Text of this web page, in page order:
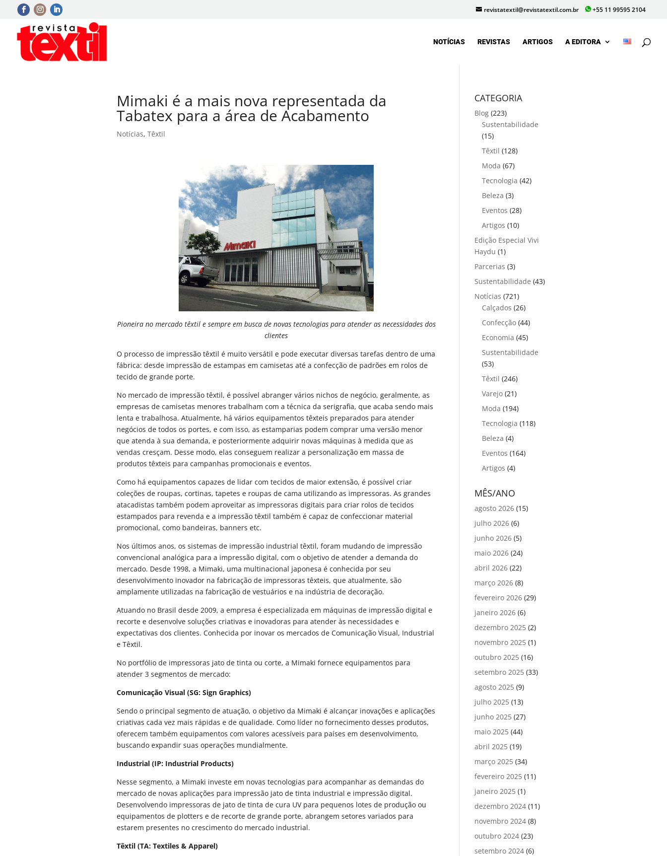
+55 11 99595 2104
revistatextil@revistatextil.com.br
NOTÍCIAS REVISTAS ARTIGOS A EDITORA
Mimaki é a mais nova representada da
Tabatex para a área de Acabamento
Notícias,Têxtil
Pioneira no mercado têxtil e sempre em busca de novas tecnologias para atender as necessidades dos
clientes
O processo de impressão têxtil é muito versátil e pode executar diversas tarefas dentro de uma
fábrica: desde impressão de estampas em camisetas até a confecção de padrões em rolos de
tecido de grande porte.
No mercado de impressão têxtil, é possível abranger vários nichos de negócio, geralmente, as
empresas de camisetas menores trabalham com a técnica da serigrafia, que acaba sendo mais
lenta e trabalhosa. Atualmente, há vários equipamentos têxteis preparados para atender
negócios de todos os portes, e com isso, as estamparias podem comprar uma versão menor
que atenda à sua demanda, e posteriormente adquirir novas máquinas à medida que as
vendas cresçam. Desse modo, elas conseguem realizar a personalização em massa de
produtos têxteis para campanhas promocionais e eventos.
Como há equipamentos capazes de lidar com tecidos de maior extensão, é possível criar
coleções de roupas, cortinas, tapetes e roupas de cama utilizando as impressoras. As grandes
atacadistas também podem aproveitar as impressoras digitais para criar rolos de tecidos
estampados para revenda e a impressão têxtil também é capaz de confeccionar material
promocional, como bandeiras, banners etc.
Nos últimos anos, os sistemas de impressão industrial têxtil, foram mudando de impressão
convencional analógica para a impressão digital, com o objetivo de atender a demanda do
mercado. Desde 1998, a Mimaki, uma multinacional japonesa é conhecida por seu
desenvolvimento inovador na fabricação de impressoras têxteis, que atualmente, são
amplamente utilizadas na fabricação de vestuários e na indústria de decoração.
Atuando no Brasil desde 2009, a empresa é especializada em máquinas de impressão digital e
recorte e desenvolve soluções criativas e inovadoras para atender às necessidades e
expectativas dos clientes. Conhecida por inovar os mercados de Comunicação Visual, Industrial
e Têxtil.
No portfólio de impressoras jato de tinta ou corte, a Mimaki fornece equipamentos para
atender 3 segmentos de mercado:
Comunicação Visual (SG: Sign Graphics)
Sendo o principal segmento de atuação, o objetivo da Mimaki é alcançar inovações e aplicações
criativas cada vez mais rápidas e de qualidade. Como líder no fornecimento desses produtos,
oferecem também equipamentos com valores acessíveis para países em desenvolvimento,
buscando expandir suas operações mundialmente.
Industrial (IP: Industrial Products)
Nesse segmento, a Mimaki investe em novas tecnologias para acompanhar as demandas do
mercado de novas aplicações para impressão jato de tinta industrial e impressão digital.
Desenvolvendo impressoras de jato de tinta de cura UV para pequenos lotes de produção ou
equipamentos de plotters e de recorte de grande porte, abrangem setores variados para
estarem presentes no crescimento do mercado industrial.
Têxtil (TA: Textiles & Apparel)
CATEGORIA
Blog (223)
Sustentabilidade
(15)
Têxtil (128)
Moda (67)
Tecnologia (42)
Beleza (3)
Eventos (28)
Artigos (10)
Edição Especial Vivi
Haydu (1)
Parcerias (3)
Sustentabilidade (43)
Notícias (721)
Calçados (26)
Confecção (44)
Economia (45)
Sustentabilidade
(53)
Têxtil (246)
Varejo (21)
Moda (194)
Tecnologia (118)
Beleza (4)
Eventos (164)
Artigos (4)
MÊS/ANO
agosto 2026 (15)
julho 2026 (6)
junho 2026 (5)
maio 2026 (24)
abril 2026 (22)
março 2026 (8)
fevereiro 2026 (29)
janeiro 2026 (6)
dezembro 2025 (2)
novembro 2025 (1)
outubro 2025 (16)
setembro 2025 (33)
agosto 2025 (9)
julho 2025 (13)
junho 2025 (27)
maio 2025 (44)
abril 2025 (19)
março 2025 (34)
fevereiro 2025 (11)
janeiro 2025 (1)
dezembro 2024 (11)
novembro 2024 (8)
outubro 2024 (23)
setembro 2024 (6)